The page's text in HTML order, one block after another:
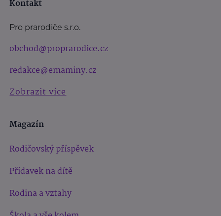
Kontakt
Pro prarodiče s.r.o.
obchod@proprarodice.cz
redakce@emaminy.cz
Zobrazit více
Magazín
Rodičovský příspěvek
Přídavek na dítě
Rodina a vztahy